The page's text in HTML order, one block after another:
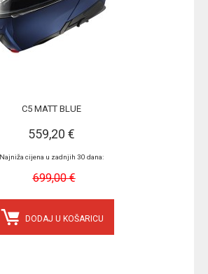
C5 MATT BLUE
559,20 €
Najniža cijena u zadnjih 30 dana:
699,00 €
DODAJ U KOŠARICU